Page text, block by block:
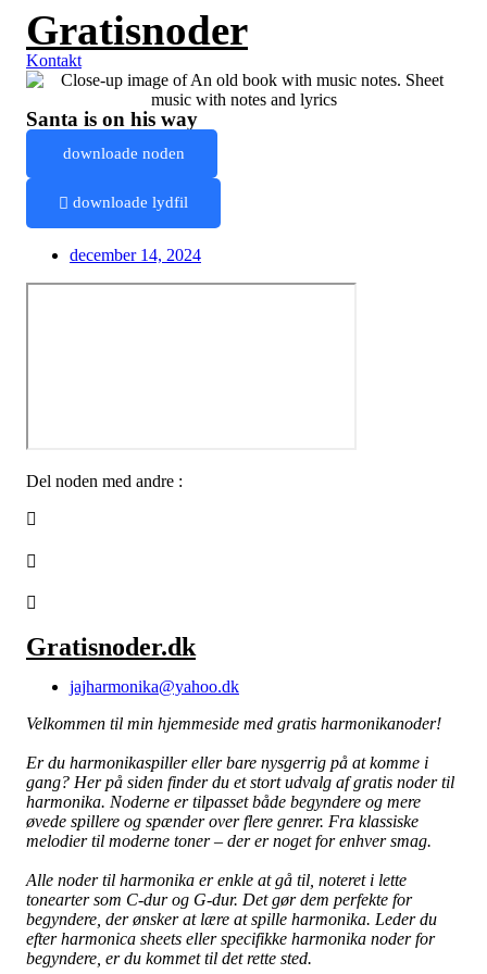
Videre
indhold
Gratisnoder
Kontakt
Santa is on his way
downloade noden
downloade lydfil
december 14, 2024
Del noden med andre :
Gratisnoder.dk
jajharmonika@yahoo.dk
Velkommen til min hjemmeside med gratis harmonikanoder!
Er du harmonikaspiller eller bare nysgerrig på at komme i
gang? Her på siden finder du et stort udvalg af gratis noder til
harmonika. Noderne er tilpasset både begyndere og mere
øvede spillere og spænder over flere genrer. Fra klassiske
melodier til moderne toner – der er noget for enhver smag.
Alle noder til harmonika er enkle at gå til, noteret i lette
tonearter som C-dur og G-dur. Det gør dem perfekte for
begyndere, der ønsker at lære at spille harmonika. Leder du
efter harmonica sheets eller specifikke harmonika noder for
begyndere, er du kommet til det rette sted.